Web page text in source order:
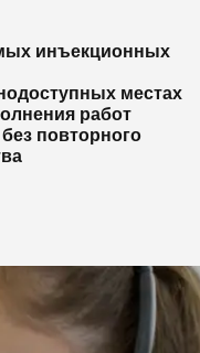
инъекционных
местах
работ
повторного